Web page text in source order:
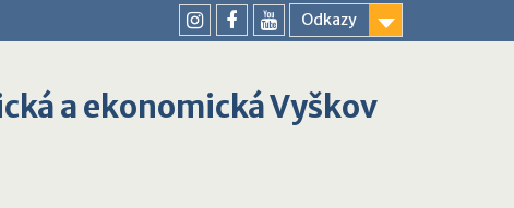
Odkazy
youtube
a ekonomická Vyškov